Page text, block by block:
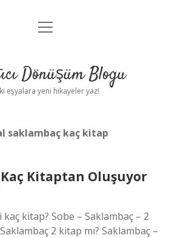
Anasayfa
Yasal Uyarı
menüyü
Dönüşüm Blogu
eşyalara yeni hikayeler yaz!
saklambaç kaç kitap
Kitaptan Oluşuyor
kitap? Sobe – Saklambaç – 2
2 kitap mı? Saklambaç –